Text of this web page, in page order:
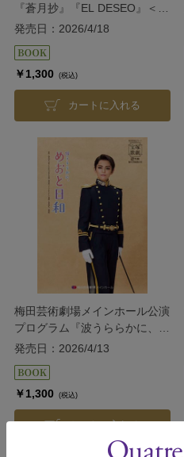
『蒼月抄』『EL DESEO』＜花
組＞
発売日：2026/4/18
￥1,300 (税込)
カートに入れる
梅田芸術劇場メインホール公演
プログラム『波うららかに、め
おと日和』＜雪組＞
発売日：2026/4/13
￥1,300 (税込)
カートに入れる